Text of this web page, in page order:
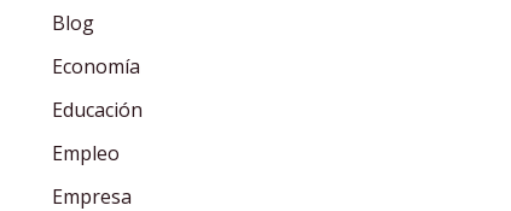
Blog
Economía
Educación
Empleo
Empresa